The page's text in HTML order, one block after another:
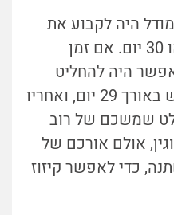
היה לקבוע את
אורכו של כל חודש, 29 או 30 יום. אם זמן
היה בדיוק 29.5 אפשר היה להחליט
בפשטות על "זיגזג" - חודש באורך 29 יום, ואחריו
שמשכם של רוב
אולם אורכם של
כדי לאפשר קיזוז